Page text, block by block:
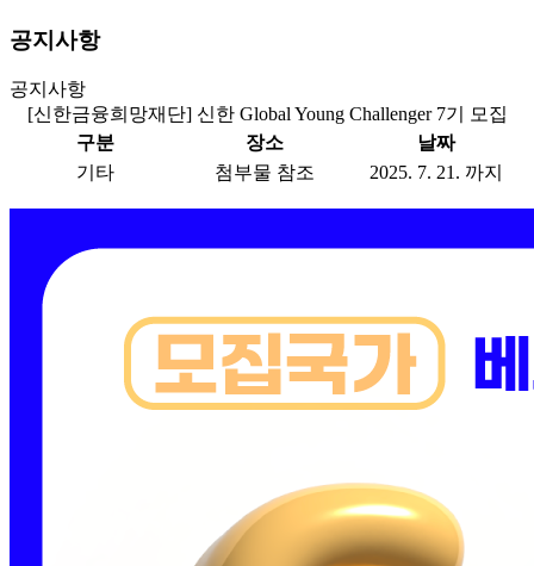
공지사항
공지사항
[신한금융희망재단] 신한 Global Young Challenger 7기 모집
구분
장소
날짜
기타
첨부물 참조 2025. 7. 21. 까지